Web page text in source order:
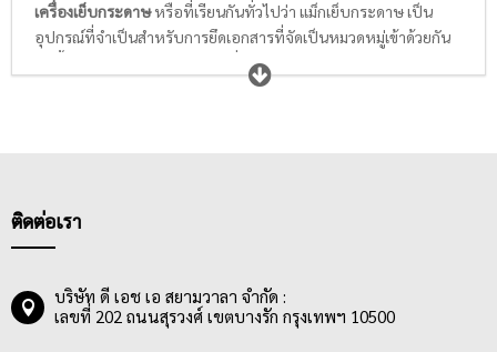
เครื่องเย็บกระดาษหรือที่เรียนกันทั่วไปว่า แม็กเย็บกระดาษ เป็น
อุปกรณ์ที่จำเป็นสำหรับการยึดเอกสารที่จัดเป็นหมวดหมู่เข้าด้วยกัน
อีกทั้งยังสามารถจัดแยกเอกสารที่เป็นเอกสารกองหนาให้เป็นกลุ่มๆ
และนำมาเข้าเล่มโดยผ่านการเย็บจากเครื่องเย็บ เพื่อความเรียบร้อย
การเลือกซื้อเครื่องเย็บที่ดีนั้นควรเลือกตัวเครื่องเย็บมี่ทำจากวัสดุแข็ง
งาน
วัสดุของเครื่องเย็บ ประกอบด้วย 2 ส่วนหลักๆ ได้แก่
ติดต่อเรา
บริษัท ดี เอช เอ สยามวาลา จำกัด :
เลขที่ 202 ถนนสุรวงศ์ เขตบางรัก กรุงเทพฯ 10500